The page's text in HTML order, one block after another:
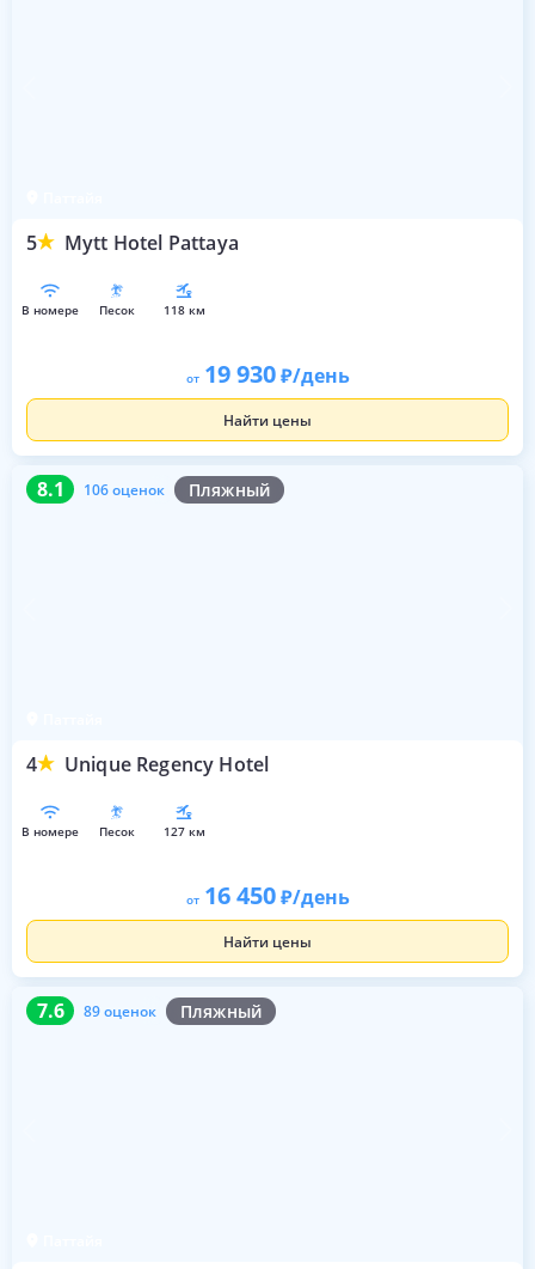
5 Mytt Hotel Pattaya
в номере песок 118 км
от 19 930 /день
Найти цены
8.1 106 оценок Пляжный
4 Unique Regency Hotel
8.1 106 оценок
в номере песок 127 км
от 16 450 /день
Найти цены
7.6 89 оценок Пляжный
7.6 89 оценок